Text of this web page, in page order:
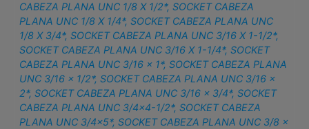
CABEZA PLANA UNC 1/8 X 1/2*,SOCKET CABEZA
PLANA UNC 1/8 X 1/4*,SOCKET CABEZA PLANA UNC
1/8 X 3/4*,SOCKET CABEZA PLANA UNC 3/16 X 1-1/2*,
SOCKET CABEZA PLANA UNC 3/16 X 1-1/4*,SOCKET
CABEZA PLANA UNC 3/16 x 1*,SOCKET CABEZA PLANA
UNC 3/16 x 1/2*,SOCKET CABEZA PLANA UNC 3/16 x
2*,SOCKET CABEZA PLANA UNC 3/16 x 3/4*,SOCKET
CABEZA PLANA UNC 3/4×4-1/2*,SOCKET CABEZA
PLANA UNC 3/4×5*,SOCKET CABEZA PLANA UNC 3/8 x